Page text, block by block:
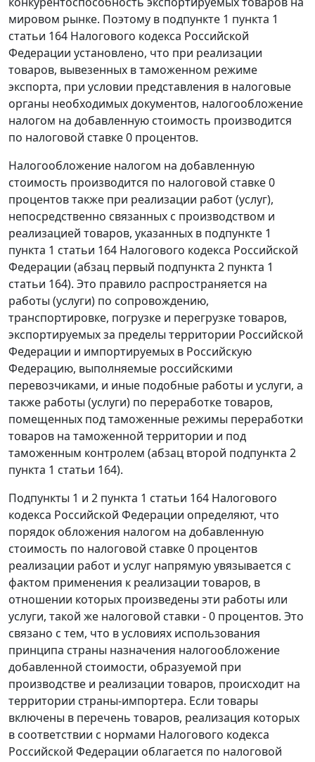
мировом рынке. Поэтому в подпункте 1 пункта 1
статьи 164 Налогового кодекса Российской
Федерации установлено, что при реализации
товаров, вывезенных в таможенном режиме
экспорта, при условии представления в налоговые
органы необходимых документов, налогообложение
налогом на добавленную стоимость производится
по налоговой ставке 0 процентов.
Налогообложение налогом на добавленную
стоимость производится по налоговой ставке 0
процентов также при реализации работ (услуг),
непосредственно связанных с производством и
реализацией товаров, указанных в подпункте 1
пункта 1 статьи 164 Налогового кодекса Российской
Федерации (абзац первый подпункта 2 пункта 1
статьи 164). Это правило распространяется на
работы (услуги) по сопровождению,
транспортировке, погрузке и перегрузке товаров,
экспортируемых за пределы территории Российской
Федерации и импортируемых в Российскую
Федерацию, выполняемые российскими
перевозчиками, и иные подобные работы и услуги, а
также работы (услуги) по переработке товаров,
помещенных под таможенные режимы переработки
товаров на таможенной территории и под
таможенным контролем (абзац второй подпункта 2
пункта 1 статьи 164).
Подпункты 1 и 2 пункта 1 статьи 164 Налогового
кодекса Российской Федерации определяют, что
порядок обложения налогом на добавленную
стоимость по налоговой ставке 0 процентов
реализации работ и услуг напрямую увязывается с
фактом применения к реализации товаров, в
отношении которых произведены эти работы или
услуги, такой же налоговой ставки - 0 процентов. Это
связано с тем, что в условиях использования
принципа страны назначения налогообложение
добавленной стоимости, образуемой при
производстве и реализации товаров, происходит на
территории страны-импортера. Если товары
включены в перечень товаров, реализация которых
в соответствии с нормами Налогового кодекса
Российской Федерации облагается по налоговой